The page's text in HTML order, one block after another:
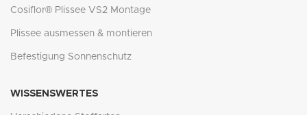
Cosiflor® Plissee VS2 Montage
Plissee ausmessen & montieren
Befestigung Sonnenschutz
WISSENSWERTES